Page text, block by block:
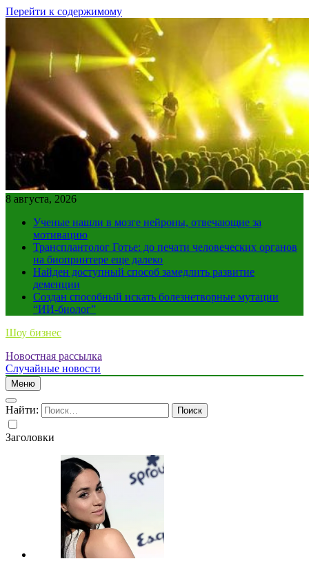
Перейти к содержимому
8 августа, 2026
Ученые нашли в мозге нейроны, отвечающие за
мотивацию
Трансплантолог Готье: до печати человеческих органов
на биопринтере еще далеко
Найден доступный способ замедлить развитие
деменции
Создан способный искать болезнетворные мутации
“ИИ-биолог”
Шоу бизнес
Новостная рассылка
Случайные новости
Меню
Найти:
Заголовки